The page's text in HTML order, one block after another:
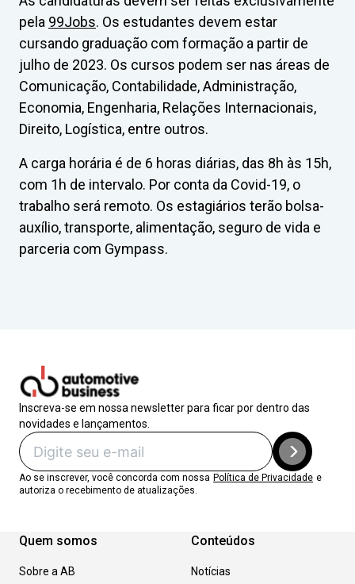
pela 99Jobs. Os estudantes devem estar
cursando graduação com formação a partir de
julho de 2023. Os cursos podem ser nas áreas de
Comunicação, Contabilidade, Administração,
Economia, Engenharia, Relações Internacionais,
Direito, Logística, entre outros.
A carga horária é de 6 horas diárias, das 8h às 15h,
com 1h de intervalo. Por conta da Covid-19, o
trabalho será remoto. Os estagiários terão bolsa-
auxílio, transporte, alimentação, seguro de vida e
parceria com Gympass.
Inscreva-se em nossa newsletter para ficar por dentro das
novidades e lançamentos.
Ao se inscrever, você concorda com nossa Política de Privacidade e
autoriza o recebimento de atualizações.
Quem somos
Sobre a AB
Conteúdos
Notícias